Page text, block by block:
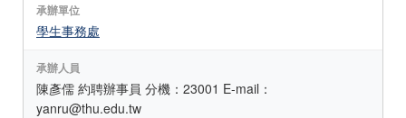
承辦單位
學生事務處
承辦人員
陳彥儒 約聘辦事員 分機：23001 E-mail：
yanru@thu.edu.tw